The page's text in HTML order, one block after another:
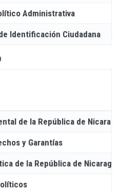
Administrativa
Identificación Ciudadana
de la República de
y Garantías
de la República de Nicaragua